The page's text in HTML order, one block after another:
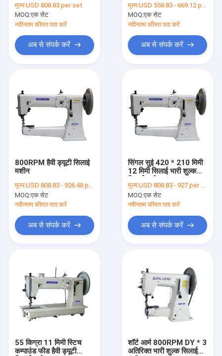
मूल्य:USD 808.83 per set
MOQ:एक सेट
नवीनतम कीमत पता करें
अब से संपर्क करें
मूल्य:USD 558.83 - 669.12 per set
MOQ:एक सेट
नवीनतम कीमत पता करें
अब से संपर्क करें
800RPM हैवी ड्यूटी सिलाई
मशीन
मूल्य:USD 808.83 - 926.48 per set
MOQ:एक सेट
नवीनतम कीमत पता करें
अब से संपर्क करें
सिंगल सुई 420 * 210 मिमी
12 मिमी सिलाई भारी शुल्क
मूल्य:USD 808.83 - 927 per set
MOQ:एक सेट
नवीनतम कीमत पता करें
अब से संपर्क करें
55 किग्रा 11 मिमी स्टिच
कम्पाउंड फीड हैवी ड्यूटी
शॉर्ट आर्म 800RPM DY * 3
अतिरिक्त भारी शुल्क सिलाई